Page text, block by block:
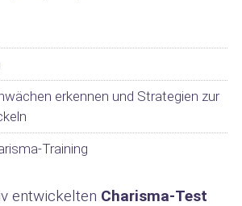
erkennen und Strategien zur
Training
entwickelten Charisma-Test